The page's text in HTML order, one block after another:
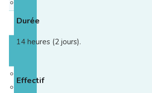
Durée
14 heures (2 jours).
Effectif